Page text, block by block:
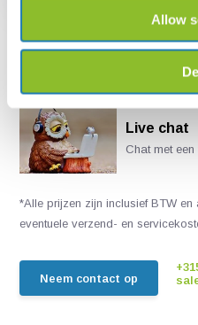
Allow
Live chat
Chat met
*Alle prijzen zijn inclusief BTW en
eventuele verzend- en
Neem contact op